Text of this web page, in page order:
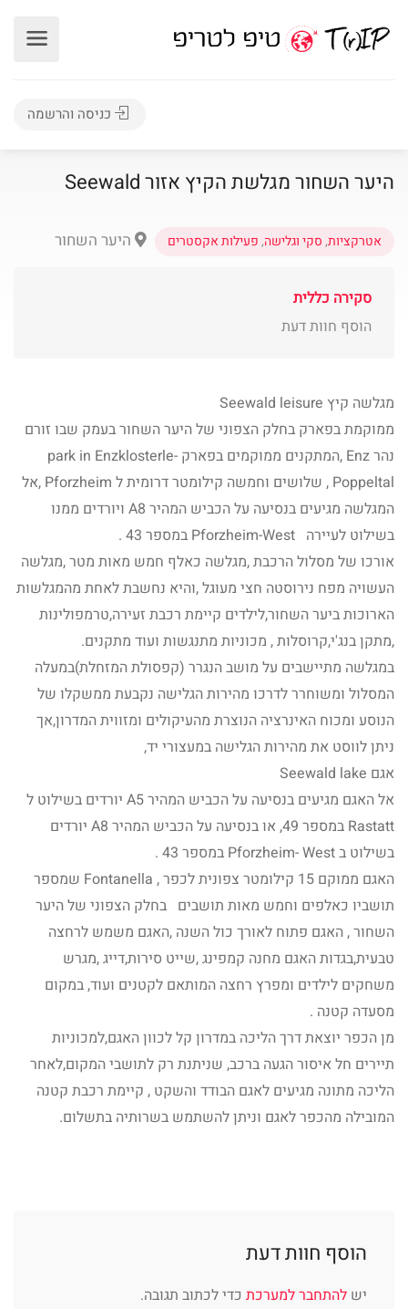
כניסה והרשמה
היער השחור מגלשת הקיץ אזור Seewald
אטרקציות,סקי וגלישה,פעילות אקסטרים היער השחור
סקירה כללית
הוסף חוות דעת
מגלשה קיץ Seewald leisure
ממוקמת בפארק בחלק הצפוני של היער השחור בעמק שבו זורם
נהר Enz ,המתקנים ממוקמים בפארק park in Enzklosterle-
Poppeltal , שלושים וחמשה קילומטר דרומית ל Pforzheim ,אל
המגלשה מגיעים בנסיעה על הכביש המהיר A8 ויורדים ממנו
בשילוט לעיירה Pforzheim-West במספר 43 .
אורכו של מסלול הרכבת ,מגלשה כאלף חמש מאות מטר ,מגלשה
העשויה מפח נירוסטה חצי מעוגל ,והיא נחשבת לאחת מהמגלשות
הארוכות ביער השחור,לילדים קיימת רכבת זעירה,טרמפולינות
,מתקן בנג'י,קרוסלות , מכוניות מתנגשות ועוד מתקנים.
במגלשה מתיישבים על מושב הנגרר (קפסולת המזחלת)במעלה
המסלול ומשוחרר לדרכו מהירות הגלישה נקבעת ממשקלו של
הנוסע ומכוח האינרציה הנוצרת מהעיקולים ומזווית המדרון,אך
ניתן לווסט את מהירות הגלישה במעצורי יד,
אגם Seewald lake
אל האגם מגיעים בנסיעה על הכביש המהיר A5 יורדים בשילוט ל
Rastatt במספר 49, או בנסיעה על הכביש המהיר A8 יורדים
בשילוט ב Pforzheim- West במספר 43 .
האגם ממוקם 15 קילומטר צפונית לכפר , Fontanella שמספר
תושביו כאלפים וחמש מאות תושבים בחלק הצפוני של היער
השחור , האגם פתוח לאורך כול השנה ,האגם משמש לרחצה
טבעית,בגדות האגם מחנה קמפינג ,שייט סירות,דייג ,מגרש
משחקים לילדים ומפרץ רחצה המותאם לקטנים ועוד, במקום
מסעדה קטנה .
מן הכפר יוצאת דרך הליכה במדרון קל לכוון האגם,למכוניות
תיירים חל איסור הגעה ברכב, שניתנת רק לתושבי המקום,לאחר
הליכה מתונה מגיעים לאגם הבודד והשקט , קיימת רכבת קטנה
המובילה מהכפר לאגם וניתן להשתמש בשרותיה בתשלום.
הוסף חוות דעת
יש להתחבר למערכת כדי לכתוב תגובה.